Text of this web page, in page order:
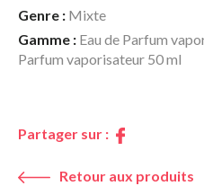
Genre : Mixte
Gamme : Eau de Parfum
Parfum vaporisateur 50 ml
Partager sur :
Retour aux produits